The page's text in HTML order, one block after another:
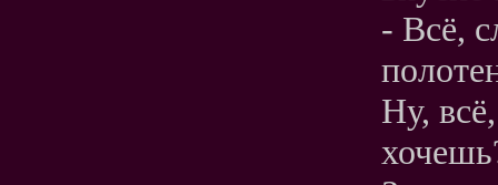
- Всё,
Ну,